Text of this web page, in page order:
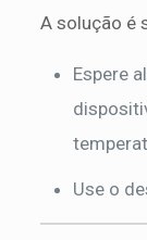
A solução é
Espere
Use o